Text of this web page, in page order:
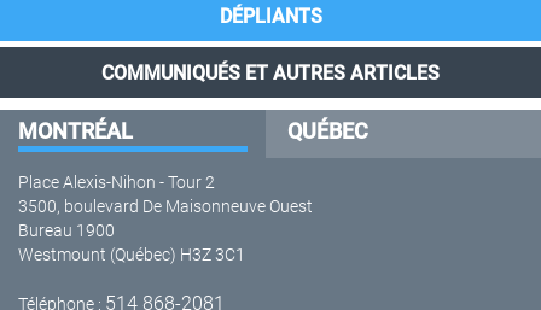
DÉPLIANTS
COMMUNIQUÉS ET AUTRES ARTICLES
MONTRÉAL QUÉBEC
Place Alexis-Nihon - Tour 2
3500, boulevard De Maisonneuve Ouest
Bureau 1900
Westmount (Québec) H3Z 3C1
Téléphone : 514 868-2081